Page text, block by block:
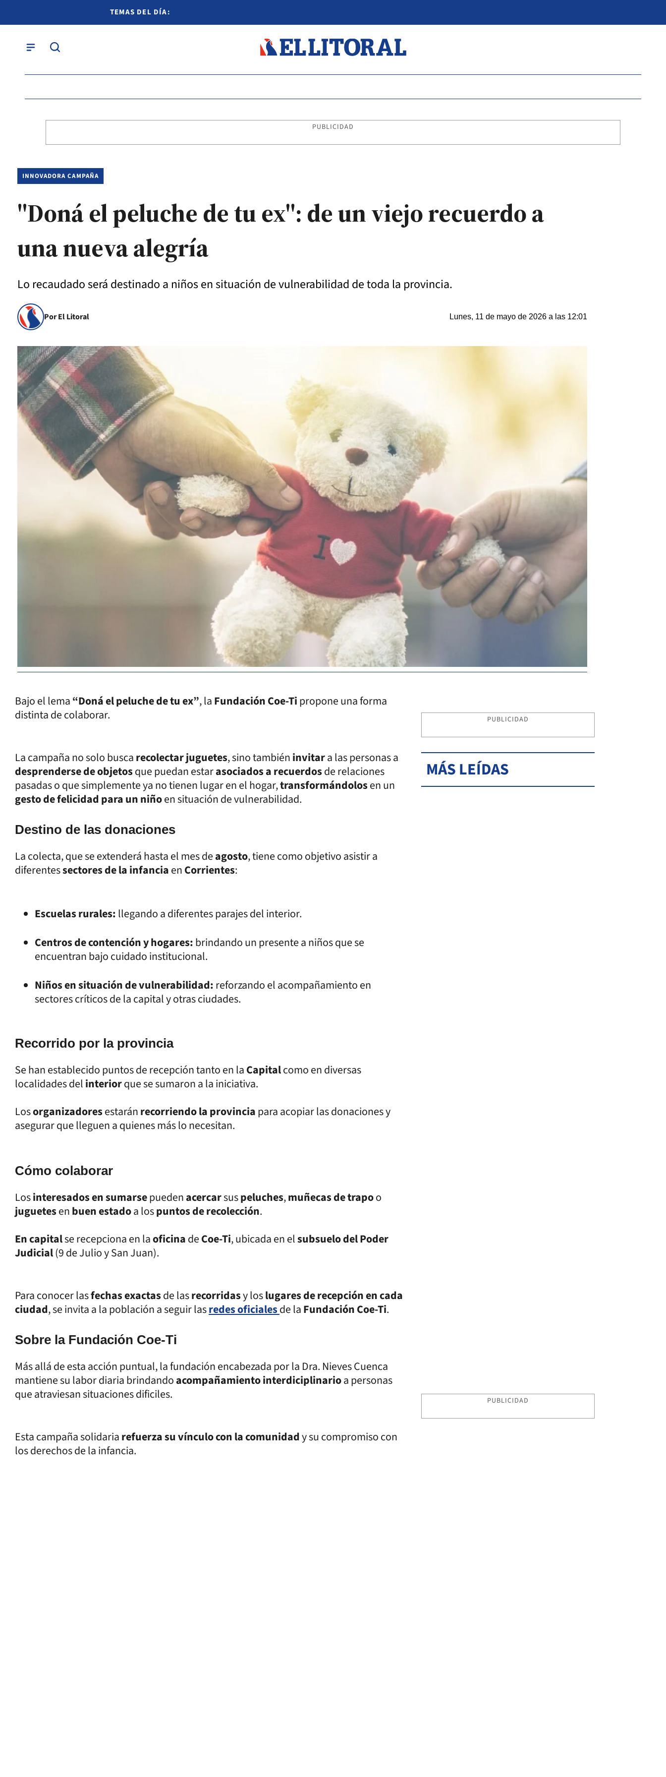
TEMAS DEL DÍA:
PUBLICIDAD
INNOVADORA CAMPAÑA
"Doná el peluche de tu ex": de un viejo recuerdo a
una nueva alegría
Lo recaudado será destinado a niños en situación de vulnerabilidad de toda la provincia.
Por El Litoral Lunes, 11 de mayo de 2026 a las 12:01
Bajo el lema“Doná el peluche de tu ex”, laFundación Coe-Tipropone una forma
distinta de colaborar.
La campaña no solo buscarecolectar juguetes, sino tambiéninvitara las personas a
desprenderse de objetosque puedan estarasociados a recuerdosde relaciones
pasadas o que simplemente ya no tienen lugar en el hogar,transformándolosen un
gesto de felicidad para un niñoen situación de vulnerabilidad.
Destino de las donaciones
La colecta, que se extenderá hasta el mes deagosto, tiene como objetivo asistir a
diferentessectores de la infanciaenCorrientes:
Escuelas rurales:llegando a diferentes parajes del interior.
Centros de contención y hogares:brindando un presente a niños que se
encuentran bajo cuidado institucional.
Niños en situación de vulnerabilidad:reforzando el acompañamiento en
sectores críticos de la capital y otras ciudades.
Recorrido por la provincia
Se han establecido puntos de recepción tanto en laCapitalcomo en diversas
localidades delinteriorque se sumaron a la iniciativa.
Losorganizadoresestaránrecorriendo la provinciapara acopiar las donaciones y
asegurar que lleguen a quienes más lo necesitan.
Cómo colaborar
Losinteresados en sumarsepuedenacercarsuspeluches,muñecas de trapoo
juguetesenbuen estadoa lospuntos de recolección.
En capitalse recepciona en laoficinadeCoe-Ti, ubicada en elsubsuelo del Poder
Judicial(9 de Julio y San Juan).
Para conocer lasfechas exactasde lasrecorridasy loslugares de recepción en cada
ciudad, se invita a la población a seguir lasredes oficialesde laFundación Coe-Ti.
Sobre la Fundación Coe-Ti
Más allá de esta acción puntual, la fundación encabezada por la Dra. Nieves Cuenca
mantiene su labor diaria brindandoacompañamiento interdiciplinarioa personas
que atraviesan situaciones dificiles.
Esta campaña solidariarefuerza su vínculo con la comunidady su compromiso con
los derechos de la infancia.
PUBLICIDAD
MÁS LEÍDAS
PUBLICIDAD